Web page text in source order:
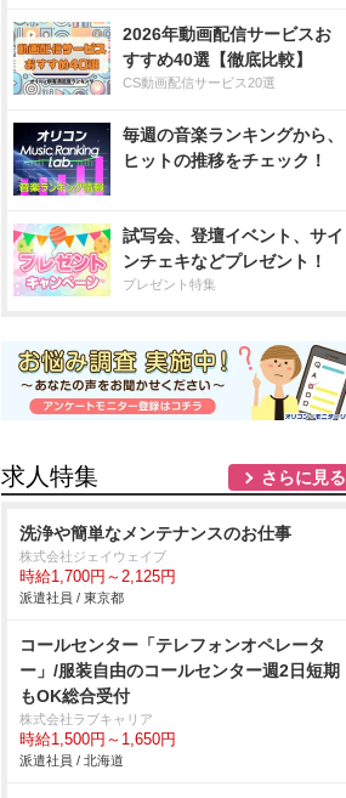
2026年動画配信サービスお
すすめ40選【徹底比較】
CS動画配信サービス20選
毎週の音楽ランキングから、
ヒットの推移をチェック！
試写会、登壇イベント、サイ
ンチェキなどプレゼント！
プレゼント特集
求人特集 さらに見る
洗浄や簡単なメンテナンスのお仕事
株式会社ジェイウェイブ
時給1,700円～2,125円
派遣社員 / 東京都
コールセンター「テレフォンオペレータ
ー」/服装自由のコールセンター週2日短期
もOK総合受付
株式会社ラブキャリア
時給1,500円～1,650円
派遣社員 / 北海道